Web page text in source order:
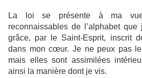
La loi se présente à ma
reconnaissables de l’alphabet
grâce, par le Saint-Esprit, inscrit
dans mon cœur. Je ne peux pas
mais elles sont assimilées
ainsi la manière dont je vis.